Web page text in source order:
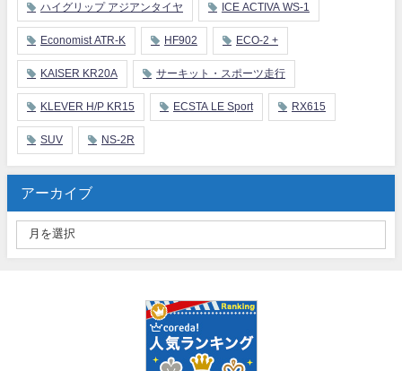
ハイグリップ アジアンタイヤ ICE ACTIVA WS-1
Economist ATR-K HF902 ECO-2 +
KAISER KR20A サーキット・スポーツ走行
KLEVER H/P KR15 ECSTA LE Sport RX615
SUV NS-2R
アーカイブ